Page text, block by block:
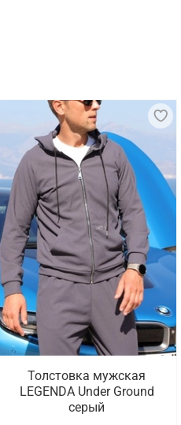
Толстовка мужская
LEGENDA Under Ground
серый